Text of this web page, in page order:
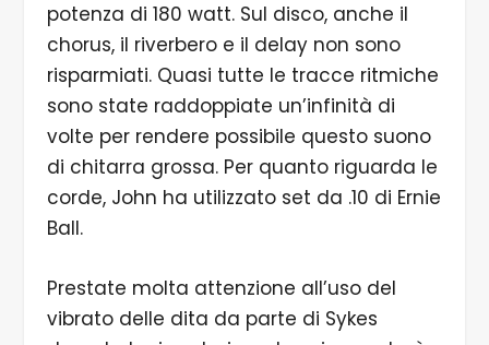
potenza di 180 watt. Sul disco, anche il
chorus, il riverbero e il delay non sono
risparmiati. Quasi tutte le tracce ritmiche
sono state raddoppiate un’infinità di
volte per rendere possibile questo suono
di chitarra grossa. Per quanto riguarda le
corde, John ha utilizzato set da .10 di Ernie
Ball.
Prestate molta attenzione all’uso del
vibrato delle dita da parte di Sykes